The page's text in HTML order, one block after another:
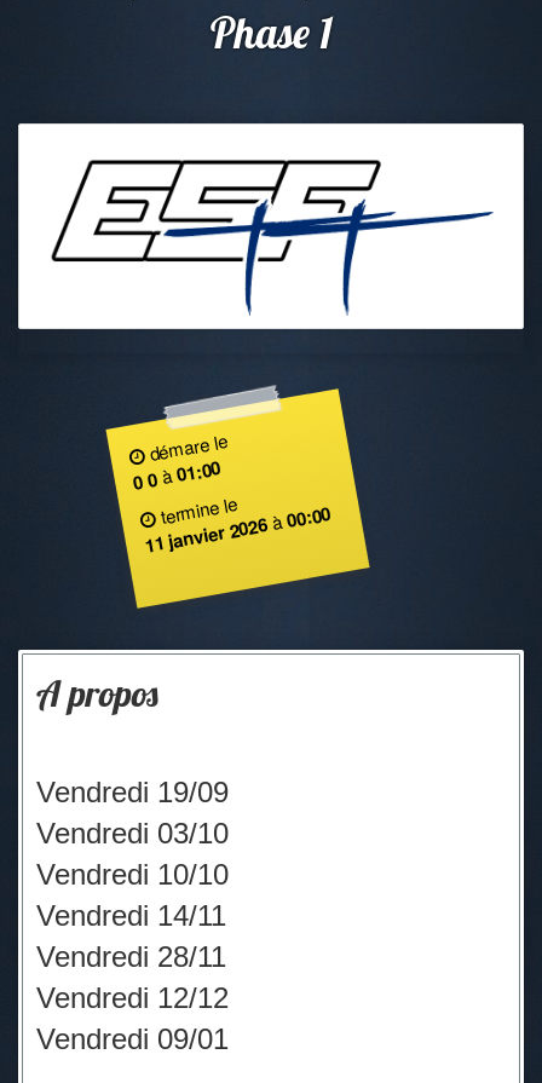
Phase 1
démare le
0 0à01:00
termine le
11 janvier 2026à00:00
A propos
Vendredi 19/09
Vendredi 03/10
Vendredi 10/10
Vendredi 14/11
Vendredi 28/11
Vendredi 12/12
Vendredi 09/01